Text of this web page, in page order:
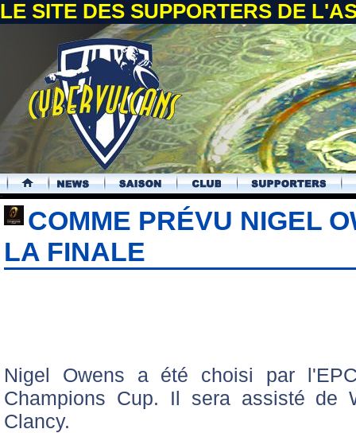
LE SITE DES SUPPORTERS DE
.
COMME PRÉVU NIGEL
LA FINALE
Nigel Owens a été choisi par
Champions Cup. Il sera assisté de
Clancy.